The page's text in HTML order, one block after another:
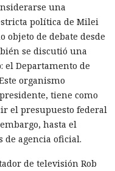
una
política de Milei
objeto de debate desde
se discutió una
Departamento de
organismo
tiene como
el presupuesto federal
hasta el
de agencia oficial.
de televisión Rob